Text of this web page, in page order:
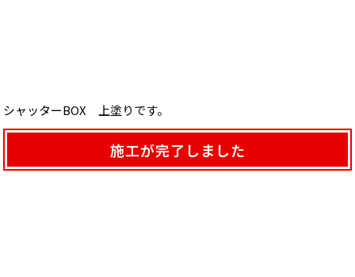
シャッターBOX 上塗りです。
施工が完了しました